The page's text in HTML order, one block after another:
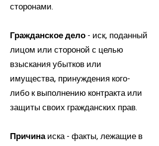
сторонами.
Гражданское дело - иск, поданный
лицом или стороной с целью
взыскания убытков или
имущества, принуждения кого-
либо к выполнению контракта или
защиты своих гражданских прав.
Причинаиска - факты, лежащие в